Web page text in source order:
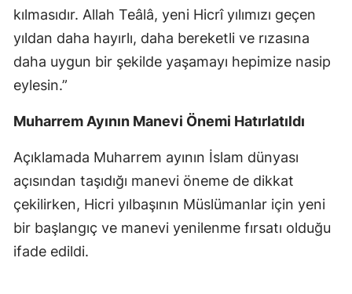
kılmasıdır. Allah Teâlâ, yeni Hicrî yılımızı geçen
yıldan daha hayırlı, daha bereketli ve rızasına
daha uygun bir şekilde yaşamayı hepimize nasip
eylesin.”
Muharrem Ayının Manevi Önemi Hatırlatıldı
Açıklamada Muharrem ayının İslam dünyası
açısından taşıdığı manevi öneme de dikkat
çekilirken, Hicri yılbaşının Müslümanlar için yeni
bir başlangıç ve manevi yenilenme fırsatı olduğu
ifade edildi.